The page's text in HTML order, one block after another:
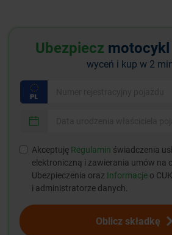
Ubezpiecz
wyceń i kup w 2
Akceptuję Regulamin świadczenia
elektroniczną i zawierania umów na
Ubezpieczenia oraz Informacje o
i administratorze danych.
Oblicz składkę